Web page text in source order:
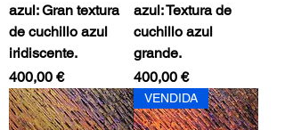
azul: Gran textura
de cuchillo azul
iridiscente.
Precio
400,00 €
azul: Textura de
cuchillo azul
grande.
Precio
400,00 €
VENDIDA